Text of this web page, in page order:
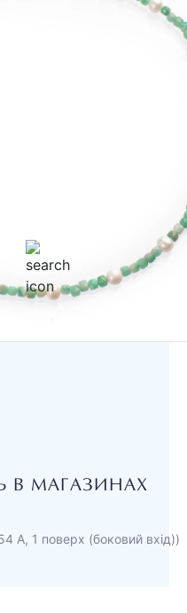
В МАГАЗИНАХ
А, 1 поверх (боковий вхід))